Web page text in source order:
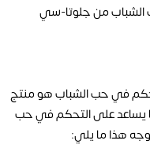
من جلوتا-سي
في حب الشباب هو منتج
يساعد على التحكم في حب
هذا ما يلي: